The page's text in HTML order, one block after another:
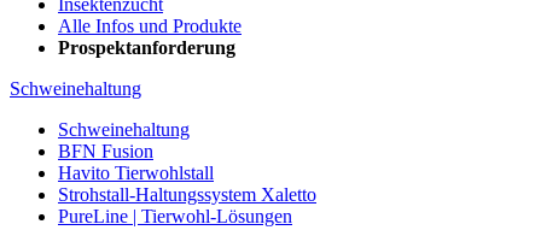
Alle Infos und Produkte
Prospektanforderung
Schweinehaltung
Schweinehaltung
BFN Fusion
Havito Tierwohlstall
Strohstall-Haltungssystem Xaletto
PureLine | Tierwohl-Lösungen